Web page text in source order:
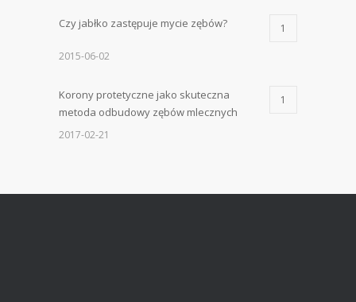
Czy jabłko zastępuje mycie zębów? 1
2015-06-02
Korony protetyczne jako skuteczna
metoda odbudowy zębów mlecznych
1
2017-02-21